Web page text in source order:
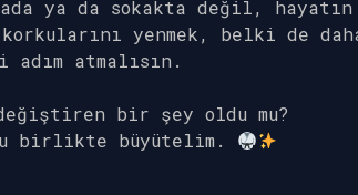
ya da sokakta değil, hayatın
yenmek, belki de
atmalısın.
bir şey oldu mu?
birlikte büyütelim.